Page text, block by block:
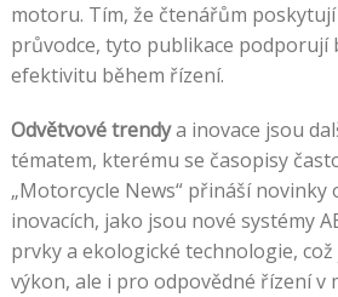
motoru. Tím, že čtenářům
průvodce, tyto publikace podporují
efektivitu během řízení.
Odvětvové trendya inovace jsou
tématem, kterému se časopisy
„Motorcycle News“ přináší novinky
inovacích, jako jsou nové systémy
prvky a ekologické technologie,
výkon, ale i pro odpovědné řízení v